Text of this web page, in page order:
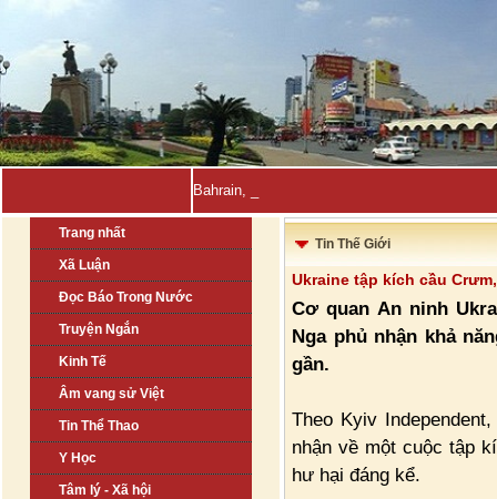
Bahrain, Kuwait tuyên bố đ-
Trang nhất
Xã Luận
Đọc Báo Trong Nước
Truyện Ngắn
Kinh Tế
Âm vang sử Việt
Tin Thể Thao
Y Học
Tâm lý - Xã hội
Tin Thế Giới
Ukraine tập kích cầu
Cơ quan An ninh
Nga phủ nhận khả
gần.
Theo Kyiv
nhận về một cuộc tập
hư hại đáng kể.